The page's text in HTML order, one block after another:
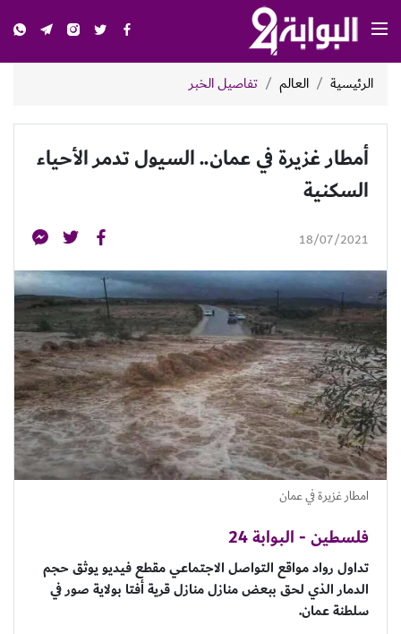
الرئيسية العالم تفاصيل الخبر
أمطار غزيرة في عمان.. السيول تدمر الأحياء
السكنية
18/07/2021
امطار غزيرة في عمان
فلسطين - البوابة 24
تداول رواد مواقع التواصل الاجتماعي مقطع فيديو يوثق حجم
الدمار الذي لحق ببعض منازل منازل قرية أفتا بولاية صور في
سلطنة عمان.